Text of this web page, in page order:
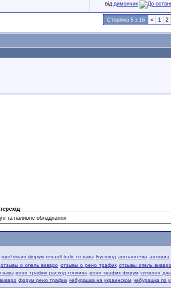
від димончик
Сторінка 5 з 16 < 1 2
opel vivaro форум renault trafic отзывы Бусовод автоаптечка авториа
отзывы о опель виваро отзывы о рено трафик отзывы опель виваро
рено трафик расход топлива рено трафик форум ситроен
форум рено трафик чебурашка на украинском чебурашка по